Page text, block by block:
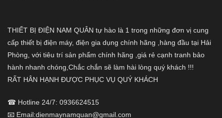
THIẾT BỊ ĐIỆN NAM QUÂN tự hào là 1 trong những đơn vị cung
cấp thiết bị điện máy, điện gia dụng chính hãng ,hàng đầu tại Hải
Phòng, với tiêu trí sản phẩm chính hãng ,giá rẻ cạnh tranh bảo
hành nhanh chóng,Chắc chắn sẽ làm hài lòng quý khách !!!
RẤT HÂN HẠNH ĐƯỢC PHỤC VỤ QUÝ KHÁCH
☎ Hotline 24/7: 0936624515
📧 Email:dienmaynamquan@gmail.com